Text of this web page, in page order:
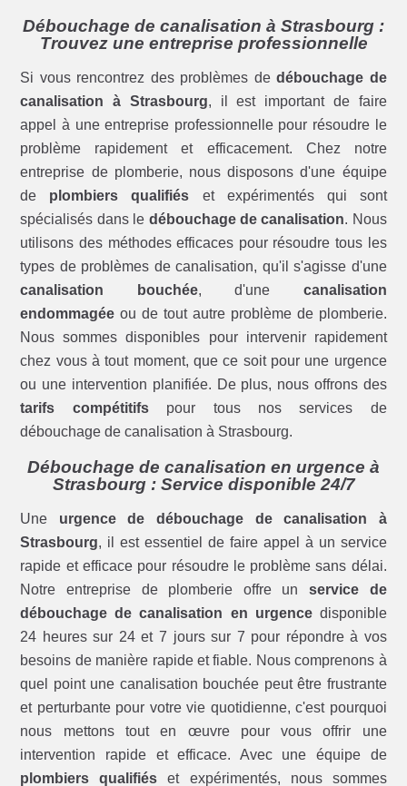
Débouchage de canalisation à Strasbourg :
Trouvez une entreprise professionnelle
Si vous rencontrez des problèmes dedébouchage de
canalisation à Strasbourg, il est important de faire
appel à une entreprise professionnelle pour résoudre le
problème rapidement et efficacement. Chez notre
entreprise de plomberie, nous disposons d'une équipe
de plombiers qualifiés et expérimentés qui sont
spécialisés dans le débouchage de canalisation. Nous
utilisons des méthodes efficaces pour résoudre tous les
types de problèmes de canalisation, qu'il s'agisse d'une
canalisation bouchée, d'une canalisation
endommagée ou de tout autre problème de plomberie.
Nous sommes disponibles pour intervenir rapidement
chez vous à tout moment, que ce soit pour une urgence
ou une intervention planifiée. De plus, nous offrons des
tarifs compétitifspour tous nos services de
débouchage de canalisation à Strasbourg.
Débouchage de canalisation en urgence à
Strasbourg : Service disponible 24/7
Une urgence de débouchage de canalisation à
Strasbourg, il est essentiel de faire appel à un service
rapide et efficace pour résoudre le problème sans délai.
Notre entreprise de plomberie offre un service de
débouchage de canalisation en urgencedisponible
24 heures sur 24 et 7 jours sur 7 pour répondre à vos
besoins de manière rapide et fiable. Nous comprenons à
quel point une canalisation bouchée peut être frustrante
et perturbante pour votre vie quotidienne, c'est pourquoi
nous mettons tout en œuvre pour vous offrir une
intervention rapide et efficace. Avec une équipe de
plombiers qualifiés et expérimentés, nous sommes